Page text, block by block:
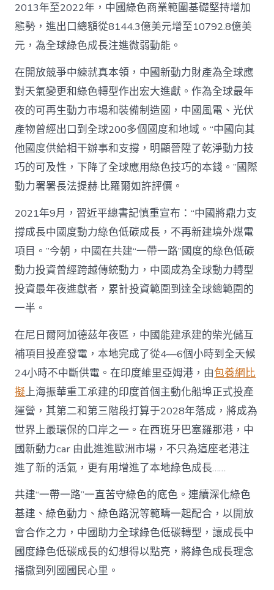
2013年至2022年，中國綠色商業範圍基礎堅持增加
態勢，進出口總額從8144.3億美元增至10792.8億美
元，為全球綠色成長注進微弱動能。
在開放競爭中練就真本領，中國新動力財產為全球應
對天氣變更和綠色轉型作出宏大進獻。作為全球最年
夜的可再生動力市場和裝備制造國，中國風電、光伏
產物曾經出口到全球200多個國度和地域。“中國向其
他國度供給相干辦事和支撐，明顯晉陞了乾淨動力技
巧的可及性，下降了全球應用綠色技巧的本錢。”國際
動力署署長法提赫·比羅爾如許評價。
2021年9月，習近平總書記慎重宣布：“中國將鼎力支
撐成長中國度動力綠色低碳成長，不再新建境外煤電
項目。”今朝，中國在共建“一帶一路”國度的綠色低碳
動力投資曾經跨越傳統動力，中國成為全球動力轉型
投資最年夜進獻者，累計投資範圍到達全球總範圍的
一半。
在尼日爾阿加德茲年夜區，中國能建承建的柴光儲互
補項目投產發電，本地完成了從4—6個小時到全天候
24小時不中斷供電。在印度維里亞姆港，由包養網比
擬上海振華重工承建的印度首個主動化船埠正式投產
運營，其第二和第三階段打算于2028年落成，將成為
世界上最環保的口岸之一。在西班牙巴塞羅那港，中
國新動力car 由此進進歐洲市場，不只為這座老港注
進了新的活氣，更有用增進了本地綠色成長……
共建“一帶一路”一直苦守綠色的底色。連續深化綠色
基建、綠色動力、綠色路況等範疇一起配合，以開放
會合作之力，中國助力全球綠色低碳轉型，讓成長中
國度綠色低碳成長的幻想得以點亮，將綠色成長理念
播撒到列國國民心里。